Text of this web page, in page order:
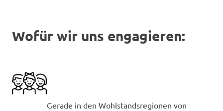
Wofür wir uns engagieren:
Gerade in den Wohlstandsregionen von